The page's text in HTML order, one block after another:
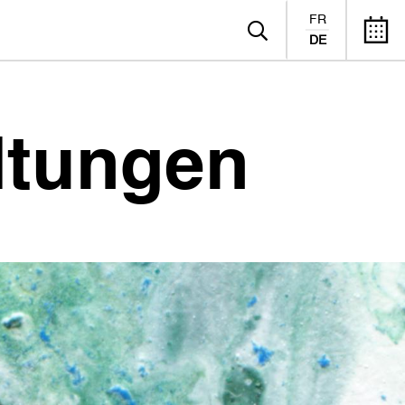
FR
DE